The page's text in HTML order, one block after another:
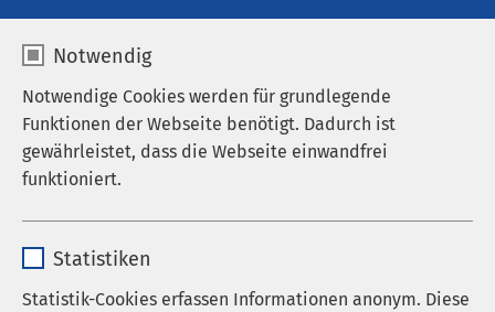
Notwendig
Notwendige Cookies werden für grundlegende
Funktionen der Webseite benötigt. Dadurch ist
gewährleistet, dass die Webseite einwandfrei
funktioniert.
Anbieter sgalinski
Statistiken
Statistik-Cookies erfassen Informationen anonym. Diese